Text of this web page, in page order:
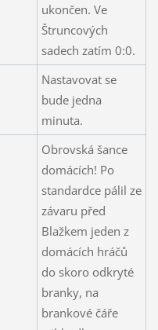
ukončen. Ve
Štruncových
sadech zatím 0:0.
Nastavovat se
bude jedna
minuta.
Obrovská šance
domácích! Po
standardce pálil ze
závaru před
Blažkem jeden z
domácích hráčů
do skoro odkryté
branky, na
brankové čáře